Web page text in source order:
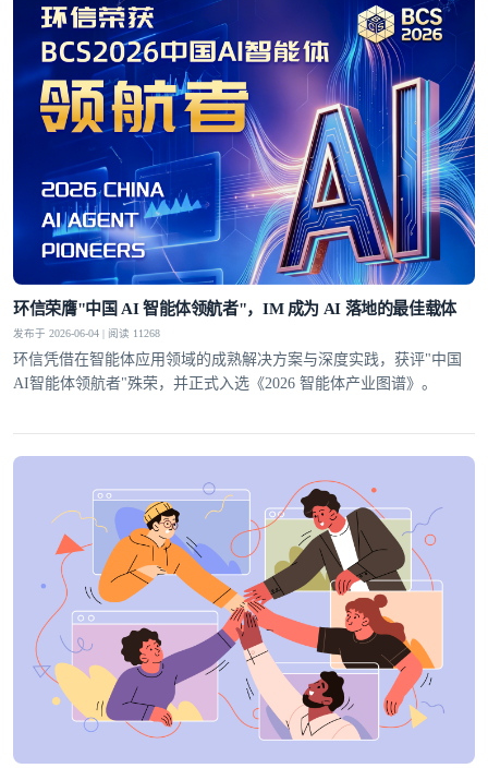
环信荣膺"中国 AI 智能体领航者"，IM 成为 AI 落地的最佳载体
发布于 2026-06-04 | 阅读 11268
环信凭借在智能体应用领域的成熟解决方案与深度实践，获评"中国
AI智能体领航者"殊荣，并正式入选《2026 智能体产业图谱》。